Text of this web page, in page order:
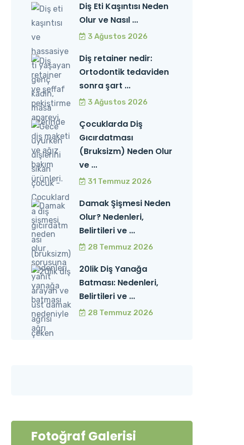
Diş Eti Kaşıntısı Neden
Olur ve Nasıl ...
3 Ağustos 2026
Diş retainer nedir:
Ortodontik tedaviden
sonra şart ...
3 Ağustos 2026
Çocuklarda Diş
Gıcırdatması
(Bruksizm) Neden Olur
ve ...
31 Temmuz 2026
Damak Şişmesi Neden
Olur? Nedenleri,
Belirtileri ve ...
28 Temmuz 2026
20lik Diş Yanağa
Batması: Nedenleri,
Belirtileri ve ...
28 Temmuz 2026
Fotoğraf Galerisi